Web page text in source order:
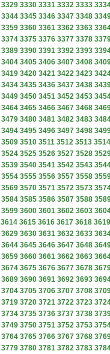
3329 3330 3331 3332 3333
3344 3345 3346 3347 3348
3359 3360 3361 3362 3363
3374 3375 3376 3377 3378
3389 3390 3391 3392 3393
3404 3405 3406 3407 3408
3419 3420 3421 3422 3423
3434 3435 3436 3437 3438
3449 3450 3451 3452 3453
3464 3465 3466 3467 3468
3479 3480 3481 3482 3483
3494 3495 3496 3497 3498
3509 3510 3511 3512 3513 3514
3524 3525 3526 3527 3528
3539 3540 3541 3542 3543
3554 3555 3556 3557 3558
3569 3570 3571 3572 3573
3584 3585 3586 3587 3588
3599 3600 3601 3602 3603
3614 3615 3616 3617 3618 3619
3629 3630 3631 3632 3633
3644 3645 3646 3647 3648
3659 3660 3661 3662 3663
3674 3675 3676 3677 3678
3689 3690 3691 3692 3693
3704 3705 3706 3707 3708
3719 3720 3721 3722 3723
3734 3735 3736 3737 3738
3749 3750 3751 3752 3753
3764 3765 3766 3767 3768
3779 3780 3781 3782 3783